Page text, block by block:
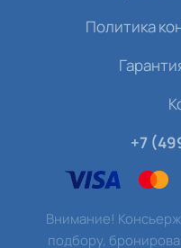
Политика
+7
Внимание!
подбору,